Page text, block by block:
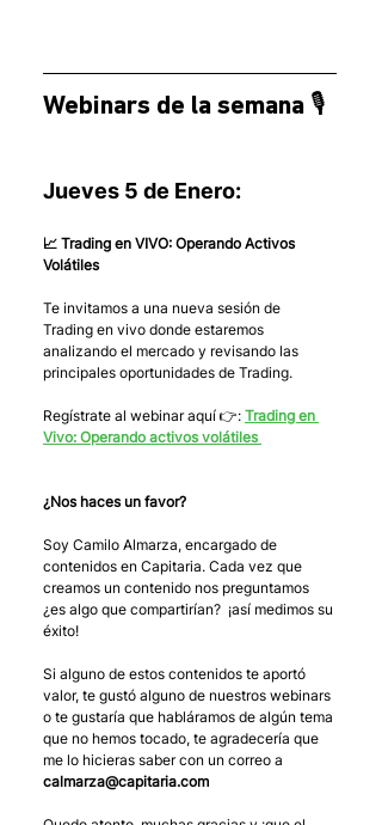
Webinars de la semana 🎙
Jueves 5 de Enero:
📈 Trading en VIVO: Operando Activos
Volátiles
Te invitamos a una nueva sesión de
Trading en vivo donde estaremos
analizando el mercado y revisando las
principales oportunidades de Trading.
Regístrate al webinar aquí 👉: Trading en
Vivo: Operando activos volátiles
¿Nos haces un favor?
Soy Camilo Almarza, encargado de
contenidos en Capitaria. Cada vez que
creamos un contenido nos preguntamos
¿es algo que compartirían?  ¡así medimos su
éxito!
Si alguno de estos contenidos te aportó
valor, te gustó alguno de nuestros webinars
o te gustaría que habláramos de algún tema
que no hemos tocado, te agradecería que
me lo hicieras saber con un correo a
calmarza@capitaria.com